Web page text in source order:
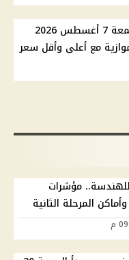
أسعار الدولار اليوم الجمعة 7 أغسطس 2026
مع أعلى وأقل سعر
للطب و87.9% للهندسة.. مؤشرات